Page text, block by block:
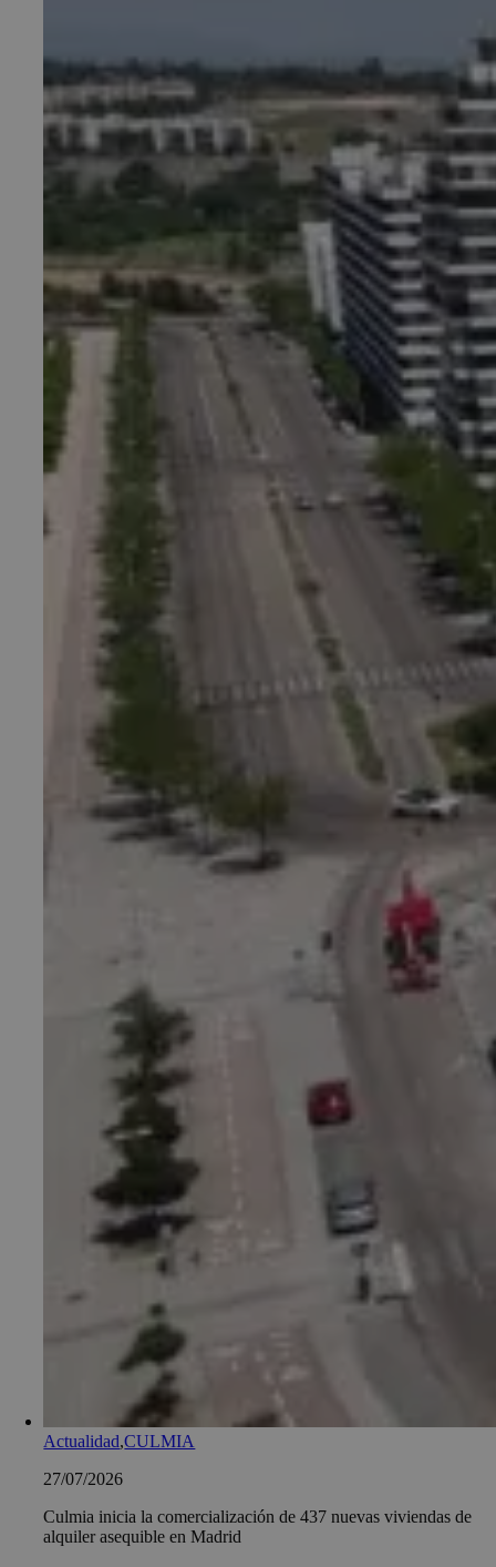
Actualidad,CULMIA
27/07/2026
Culmia inicia la comercialización de 437 nuevas viviendas de
alquiler asequible en Madrid